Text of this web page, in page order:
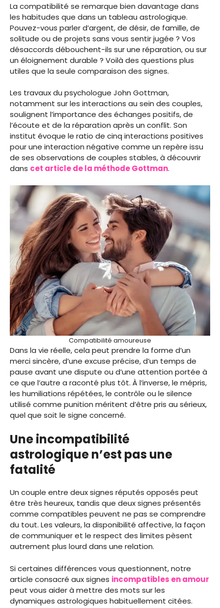
La compatibilité se remarque bien davantage dans
les habitudes que dans un tableau astrologique.
Pouvez-vous parler d’argent, de désir, de famille, de
solitude ou de projets sans vous sentir jugée ? Vos
désaccords débouchent-ils sur une réparation, ou sur
un éloignement durable ? Voilà des questions plus
utiles que la seule comparaison des signes.
Les travaux du psychologue John Gottman,
notamment sur les interactions au sein des couples,
soulignent l’importance des échanges positifs, de
l’écoute et de la réparation après un conflit. Son
institut évoque le ratio de cinq interactions positives
pour une interaction négative comme un repère issu
de ses observations de couples stables, à découvrir
dans cet article de la méthode Gottman.
Compatibilité amoureuse
Dans la vie réelle, cela peut prendre la forme d’un
merci sincère, d’une excuse précise, d’un temps de
pause avant une dispute ou d’une attention portée à
ce que l’autre a raconté plus tôt. À l’inverse, le mépris,
les humiliations répétées, le contrôle ou le silence
utilisé comme punition méritent d’être pris au sérieux,
quel que soit le signe concerné.
Une incompatibilité
astrologique n’est pas une
fatalité
Un couple entre deux signes réputés opposés peut
être très heureux, tandis que deux signes présentés
comme compatibles peuvent ne pas se comprendre
du tout. Les valeurs, la disponibilité affective, la façon
de communiquer et le respect des limites pèsent
autrement plus lourd dans une relation.
Si certaines différences vous questionnent, notre
article consacré aux signes incompatibles en amour
peut vous aider à mettre des mots sur les
dynamiques astrologiques habituellement citées.